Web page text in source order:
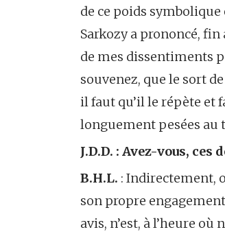
de ce poids symbolique
Sarkozy a prononcé,
de mes dissentiments
souvenez, que le sort
il faut qu’il le répète et
longuement pesées au
J.D.D. : Avez-vous,
B.H.L. : Indirectement,
son propre
avis, n’est, à l’heure